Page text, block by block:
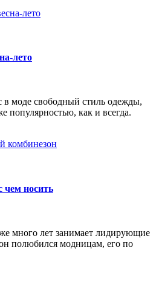
лето
в моде свободный стиль одежды,
популярностью, как и всегда.
чем носить
много лет занимает лидирующие
полюбился модницам, его по